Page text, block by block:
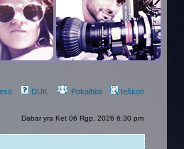
DUK Pokalbiai Ieškoti
Dabar yra Ket 06 Rgp, 2026 6:30 pm